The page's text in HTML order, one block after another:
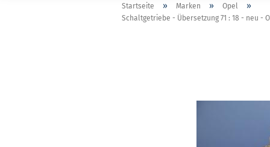
Startseite » Marken » Opel »
Schaltgetriebe - Übersetzung 71 : 18 - neu -